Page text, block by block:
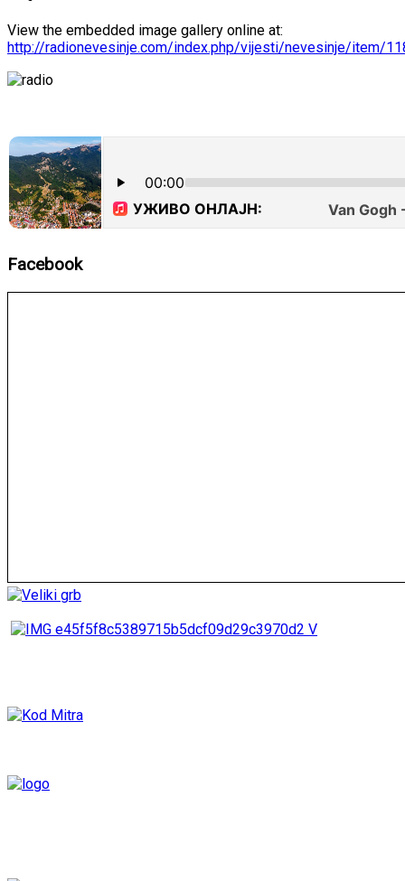
View the embedded image gallery online at:
http://radionevesinje.com/index.php/vijesti/nevesinje/item/
Facebook